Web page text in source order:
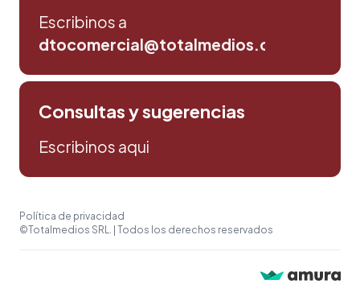
Escribinos a
dtocomercial@totalmedios.com
Consultas y sugerencias
Escribinos aqui
Política de privacidad
©Totalmedios SRL. | Todos los derechos reservados